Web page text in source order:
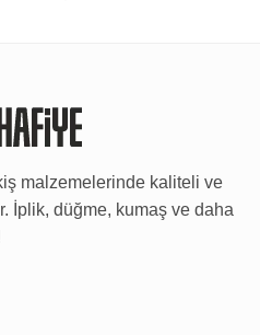
malzemelerinde kaliteli ve
İplik, düğme, kumaş ve daha